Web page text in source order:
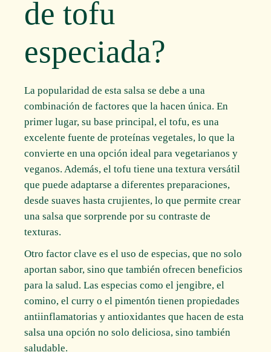
de tofu
especiada?
La popularidad de esta salsa se debe a una
combinación de factores que la hacen única. En
primer lugar, su base principal, el tofu, es una
excelente fuente de proteínas vegetales, lo que la
convierte en una opción ideal para vegetarianos y
veganos. Además, el tofu tiene una textura versátil
que puede adaptarse a diferentes preparaciones,
desde suaves hasta crujientes, lo que permite crear
una salsa que sorprende por su contraste de
texturas.
Otro factor clave es el uso de especias, que no solo
aportan sabor, sino que también ofrecen beneficios
para la salud. Las especias como el jengibre, el
comino, el curry o el pimentón tienen propiedades
antiinflamatorias y antioxidantes que hacen de esta
salsa una opción no solo deliciosa, sino también
saludable.